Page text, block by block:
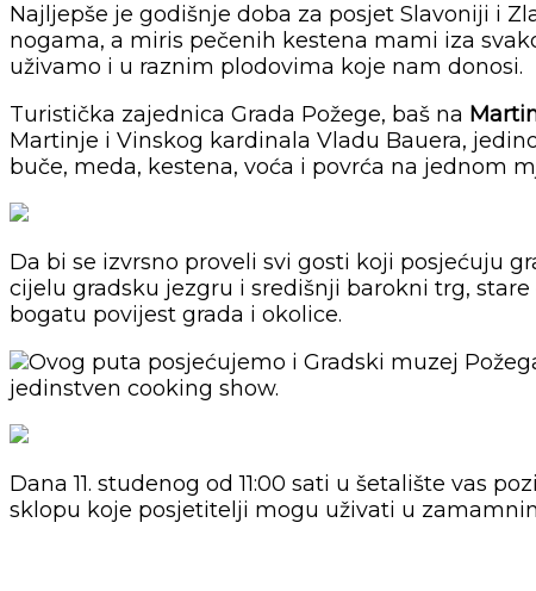
Najljepše je godišnje doba za posjet Slavoniji i
nogama, a miris pečenih kestena mami iza
uživamo i u raznim plodovima koje nam donosi.
Turistička zajednica Grada Požege, baš na
Martinje i Vinskog kardinala Vladu Bauera,
buče, meda, kestena, voća i povrća na jednom
Da bi se izvrsno proveli svi gosti koji posjećuju
cijelu gradsku jezgru i središnji barokni trg,
bogatu povijest grada i okolice.
Ovog puta posjećujemo i Gradski muzej
jedinstven cooking show.
Dana 11. studenog od 11:00 sati u šetalište vas
sklopu koje posjetitelji mogu uživati u